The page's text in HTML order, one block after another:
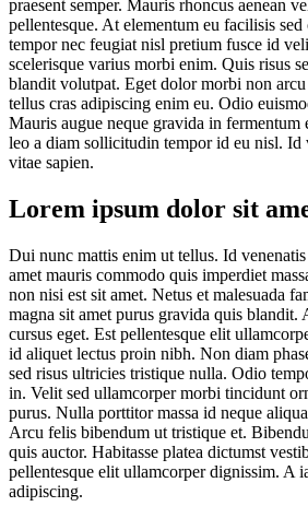
praesent semper. Mauris rhoncus aenean
pellentesque. At elementum eu facilisis
tempor nec feugiat nisl pretium fusce id
scelerisque varius morbi enim. Quis risus
blandit volutpat. Eget dolor morbi non
tellus cras adipiscing enim eu. Odio
Mauris augue neque gravida in
leo a diam sollicitudin tempor id eu nisl. Id
vitae sapien.
Lorem ipsum dolor sit
Dui nunc mattis enim ut tellus. Id
amet mauris commodo quis imperdiet
non nisi est sit amet. Netus et malesuada
magna sit amet purus gravida quis blandit.
cursus eget. Est pellentesque elit
id aliquet lectus proin nibh. Non diam
sed risus ultricies tristique nulla. Odio
in. Velit sed ullamcorper morbi tincidunt
purus. Nulla porttitor massa id neque
Arcu felis bibendum ut tristique et.
quis auctor. Habitasse platea dictumst
pellentesque elit ullamcorper dignissim. A
adipiscing.